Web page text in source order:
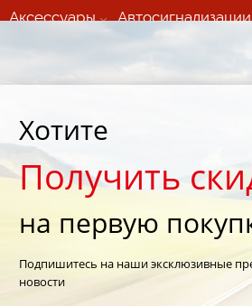
Аксессуары Автосигнализации
шиномонтаж 24/7
VI Hb 5d 1995-1999
Хотите
Получить
на первую
Подпишитесь на наши эксклюзивные
новости